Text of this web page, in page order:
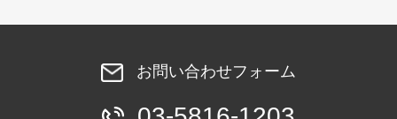
お問い合わせフォーム